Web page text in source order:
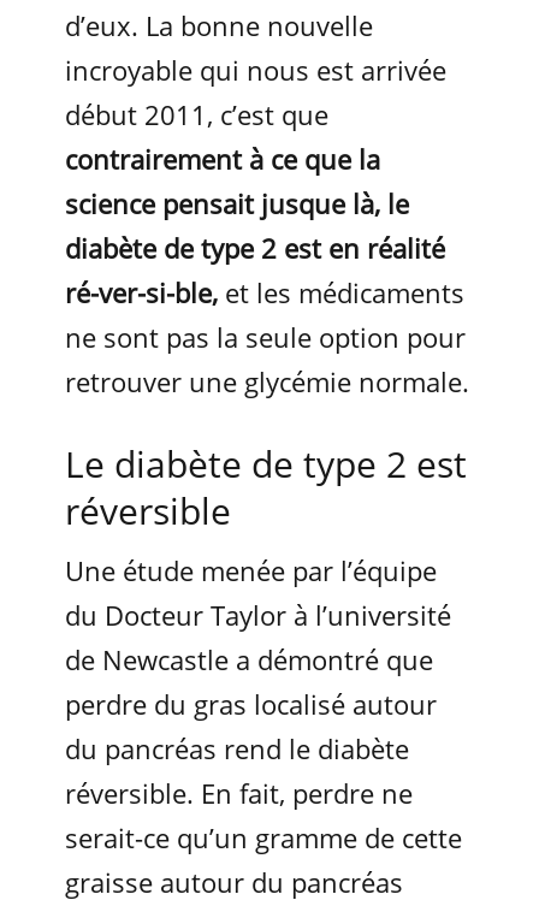
d’eux. La bonne nouvelle
incroyable qui nous est arrivée
début 2011, c’est que
contrairement à ce que la
science pensait jusque là, le
diabète de type 2 est en réalité
ré-ver-si-ble, et les médicaments
ne sont pas la seule option pour
retrouver une glycémie normale.
Le diabète de type 2 est
réversible
Une étude menée par l’équipe
du Docteur Taylor à l’université
de Newcastle a démontré que
perdre du gras localisé autour
du pancréas rend le diabète
réversible. En fait, perdre ne
serait-ce qu’un gramme de cette
graisse autour du pancréas